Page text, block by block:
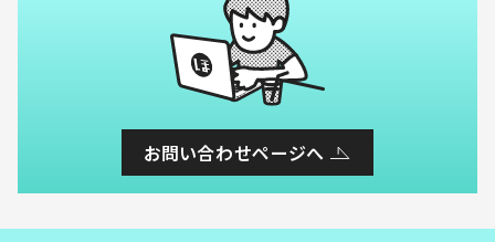
お問い合わせページへ